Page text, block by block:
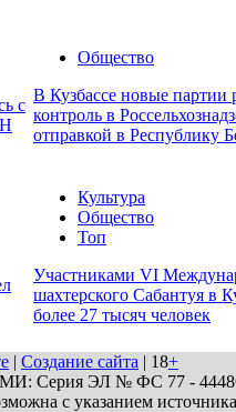
с
Общество
В Кузбассе новые партии
контроль в
отправкой в Республику
Культура
Общество
Топ
Участниками VI
шахтерского Сабантуя в
более 27 тысяч человек
| Создание сайта | 18+
Серия ЭЛ № ФС 77 - 44486
с указанием